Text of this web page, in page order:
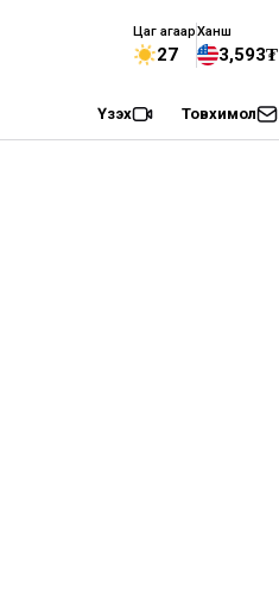
Цаг агаар
27
Ханш
3,593₮
Үзэх Товхимол